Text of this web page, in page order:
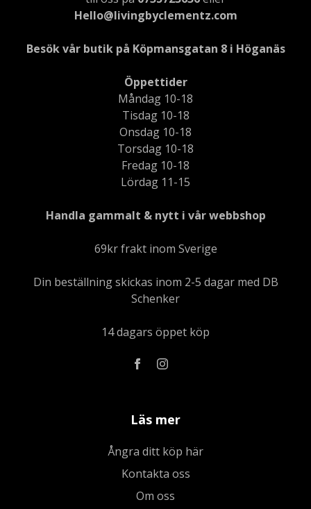
Hello@livingbyclementz.com
Besök vår butik på Köpmansgatan 8 i Höganäs
Öppettider
Måndag 10-18
Tisdag 10-18
Onsdag 10-18
Torsdag 10-18
Fredag 10-18
Lördag 11-15
Handla gammalt & nytt i vår webbshop
69kr frakt inom Sverige
Din beställning skickas inom 2-5 dagar med DB
Schenker
14 dagars öppet köp
Läs mer
Ångra ditt köp här
Kontakta oss
Om oss